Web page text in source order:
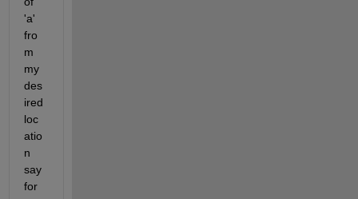
'a'
fro
m
my
des
ired
loc
atio
n
say
for